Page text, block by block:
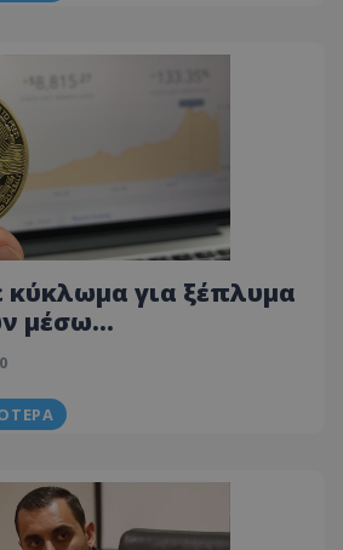
κύκλωμα για ξέπλυμα
μέσω
- Συλλήψεις και